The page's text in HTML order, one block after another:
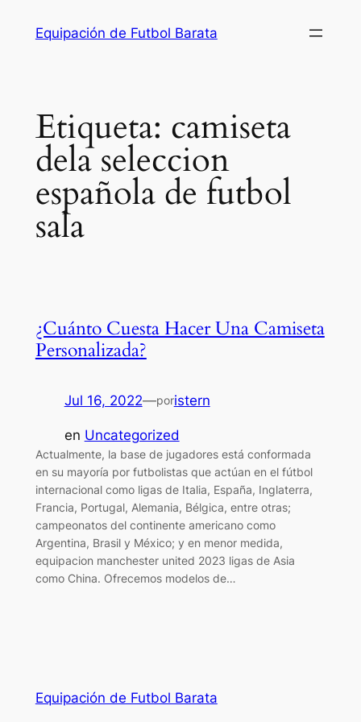
Equipación de Futbol Barata
Etiqueta: camiseta
dela seleccion
española de futbol
sala
¿Cuánto Cuesta Hacer Una Camiseta
Personalizada?
Jul 16, 2022—poristern
en Uncategorized
Actualmente, la base de jugadores está conformada
en su mayoría por futbolistas que actúan en el fútbol
internacional como ligas de Italia, España, Inglaterra,
Francia, Portugal, Alemania, Bélgica, entre otras;
campeonatos del continente americano como
Argentina, Brasil y México; y en menor medida,
equipacion manchester united 2023 ligas de Asia
como China. Ofrecemos modelos de…
Equipación de Futbol Barata